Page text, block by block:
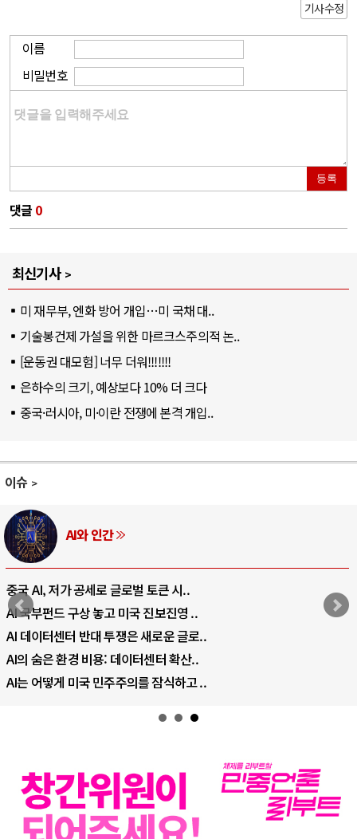
기사수정
이름
비밀번호
등록
댓글 0
최신기사
미 재무부, 엔화 방어 개입…미 국채 대..
기술봉건제 가설을 위한 마르크스주의적 논..
[운동권 대모험] 너무 더워!!!!!!!
은하수의 크기, 예상보다 10% 더 크다
중국·러시아, 미·이란 전쟁에 본격 개입..
이슈
러시아-우크라이나 전쟁
전쟁의 추상화: 우크라이나, 대리전의 역..
EU·우크라이나 드론 협력 직후, 러시아..
나토, 우크라 군사지원 2027년까지 공..
우크라이나, 덴마크, 에스토니아, 네덜란..
러·우크라, 대규모 공습 주고받아…민간 ..